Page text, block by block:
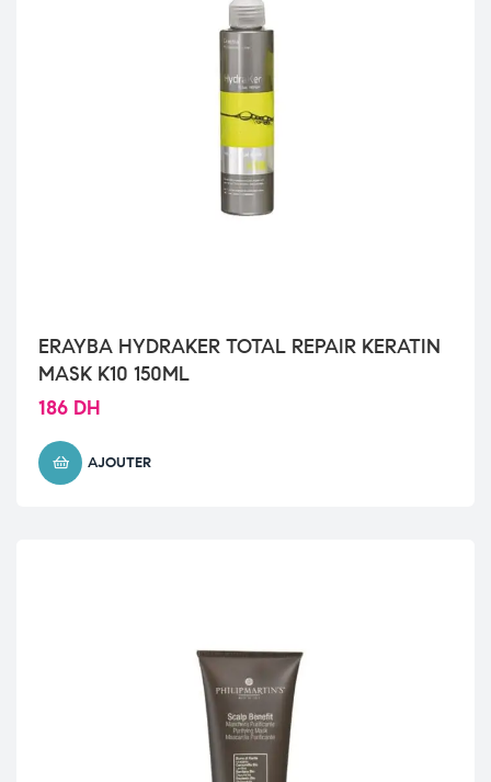
ERAYBA HYDRAKER TOTAL REPAIR KERATIN
MASK K10 150ML
186 DH
AJOUTER